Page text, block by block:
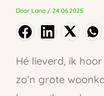
Door Lana / 24.06.2025
Hé lieverd, ik
zo’n grote